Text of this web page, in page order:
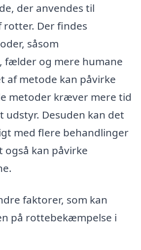
der anvendes til
Der findes
såsom
fælder og mere humane
af metode kan påvirke
metoder kræver mere tid
udstyr. Desuden kan det
med flere behandlinger
også kan påvirke
faktorer, som kan
på rottebekæmpelse i